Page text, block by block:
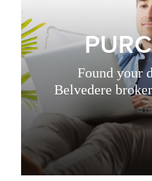
Found your
Belvedere